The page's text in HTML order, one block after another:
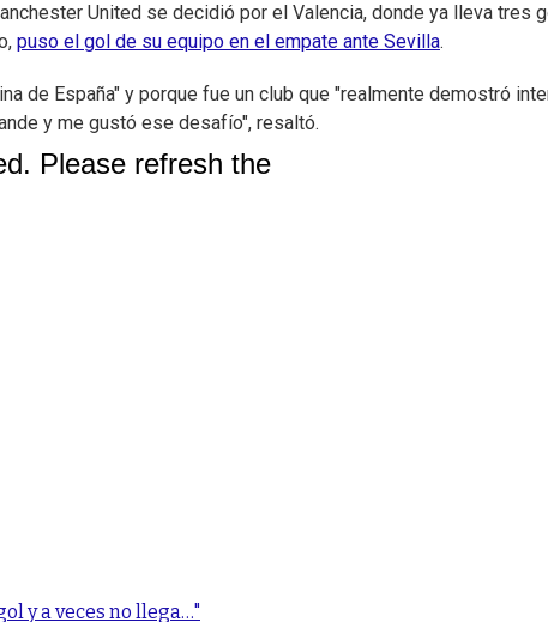
United se decidió por el Valencia, donde ya lleva tres
puso el gol de su equipo en el empate ante Sevilla.
de España" y porque fue un club que "realmente demostró
y me gustó ese desafío", resaltó.
y a veces no llega…"